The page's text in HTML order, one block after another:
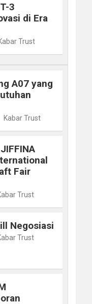
3
di Era
Trust
A07 yang
Kabar Trust
Fair
Trust
Negosiasi
Trust